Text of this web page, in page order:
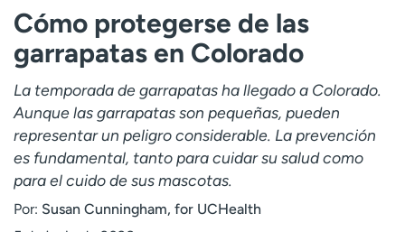
virtual
Facturación y precios
Dar
Carreras
Inicie sesión en My Health Connection
Acerca de UCHealth
Clases y eventos
Cómo protegerse de las
garrapatas en Colorado
La temporada de garrapatas ha llegado a Colorado.
Aunque las garrapatas son pequeñas, pueden
representar un peligro considerable. La prevención
es fundamental, tanto para cuidar su salud como
para el cuido de sus mascotas.
Por: Susan Cunningham, for UCHealth